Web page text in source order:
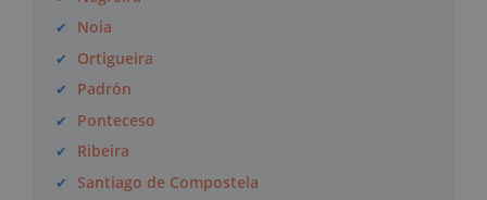
Noia
Ortigueira
Padrón
Ponteceso
Ribeira
Santiago de Compostela